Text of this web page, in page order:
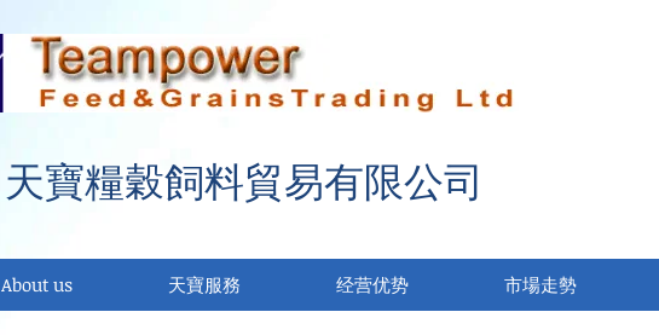
天寶糧穀飼料貿易有限公司
About us 天寶服務 经营优势 市場走勢